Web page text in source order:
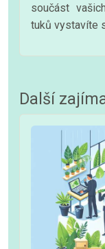
součást
tuků vystavíte
Další